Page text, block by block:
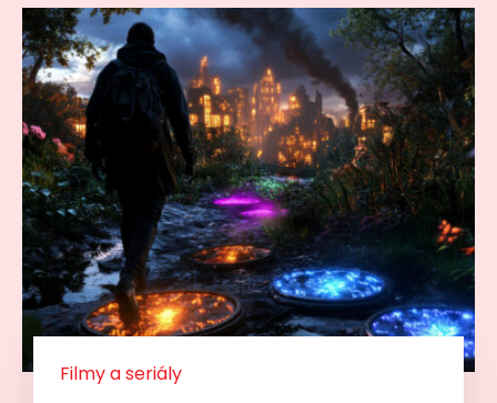
Filmy a seriály